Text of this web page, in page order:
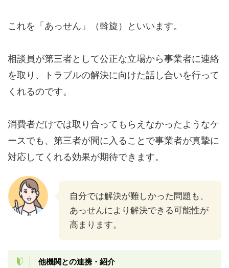
これを「あっせん」（斡旋）といいます。
相談員が第三者として公正な立場から事業者に連絡
を取り、トラブルの解決に向けた話し合いを行って
くれるのです。
消費者だけでは取り合ってもらえなかったようなケ
ースでも、第三者が間に入ることで事業者が真摯に
対応してくれる効果が期待できます。
自分では解決が難しかった問題も、
あっせんにより解決できる可能性が
高まります。
他機関との連携・紹介